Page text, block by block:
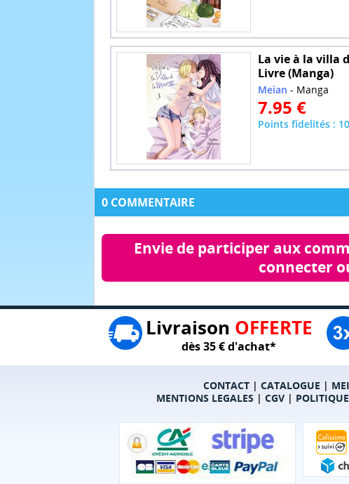
La vie à la villa
Livre (Manga)
Meian - Manga
7.95 €
Points fidelités :
0 COMMENTAIRE
Envie de participer aux
connecter
Livraison OFFERTE
dès 35 € d'achat*
CONTACT| CATALOGUE |
MENTIONS LEGALES | CGV|